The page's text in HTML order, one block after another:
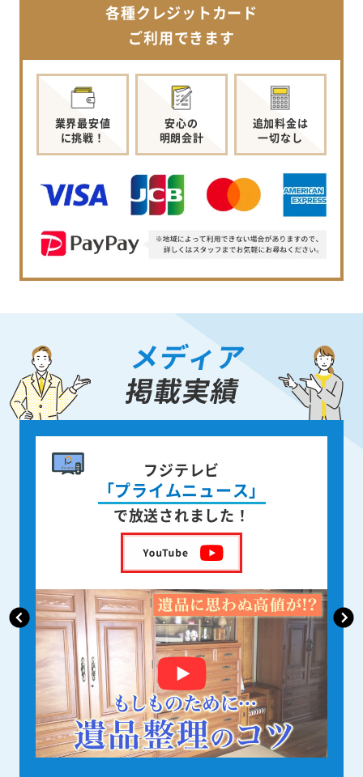
各種クレジットカード
ご利用できます
業界最安値
に挑戦！
安心の
明朗会計
追加料金は
一切なし
メディア
掲載実績
書籍出版
身近な人が
亡くなった後の遺品整理
を出版しました！